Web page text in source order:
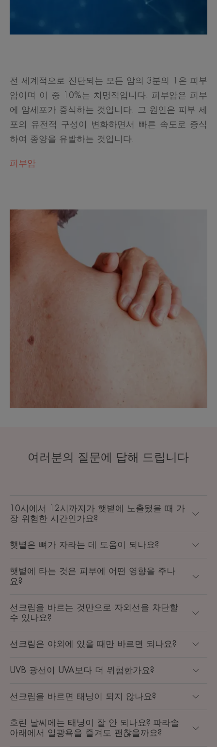
전 세계적으로 진단되는 모든 암의 3분의 1은 피부
암이며 이 중 10%는 치명적입니다. 피부암은 피부
에 암세포가 증식하는 것입니다. 그 원인은 피부 세
포의 유전적 구성이 변화하면서 빠른 속도로 증식
하여 종양을 유발하는 것입니다.
피부암
여러분의 질문에 답해 드립니다
10시에서 12시까지가 햇볕에 노출됐을 때 가
장 위험한 시간인가요?
햇볕은 뼈가 자라는 데 도움이 되나요?
햇볕에 타는 것은 피부에 어떤 영향을 주나
요?
선크림을 바르는 것만으로 자외선을 차단할
수 있나요?
선크림은 야외에 있을 때만 바르면 되나요?
UVB 광선이 UVA보다 더 위험한가요?
선크림을 바르면 태닝이 되지 않나요?
흐린 날씨에는 태닝이 잘 안 되나요? 파라솔
아래에서 일광욕을 즐겨도 괜찮을까요?